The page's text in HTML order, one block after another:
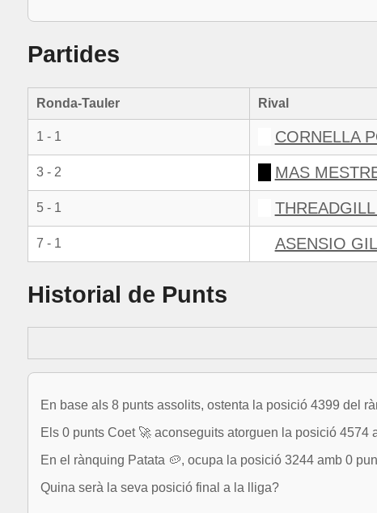
Partides
Ronda-Tauler Rival
1 - 1 CORNELLA
3 - 2 MAS
5 - 1
7 - 1 ASENSIO
Historial de Punts
En base als 8 punts assolits, ostenta la posició 4399 del
Els 0 punts Coet 🚀 aconseguits atorguen la posició 4574
En el rànquing Patata 🥔, ocupa la posició 3244 amb 0
Quina serà la seva posició final a la lliga?